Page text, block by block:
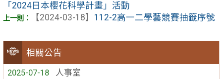
相關公告
2025-07-18
人事室
「2024日本櫻花科學計畫」活動
【2024-03-18】 112-2高一二學藝競賽抽籤序號